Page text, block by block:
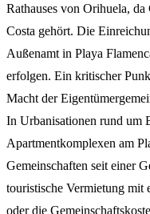
Rathauses von Orihuela,
Costa gehört. Die
Außenamt in Playa
erfolgen. Ein kritischer
Macht der
In Urbanisationen rund um
Apartmentkomplexen am
Gemeinschaften seit einer
touristische Vermietung mit
oder die